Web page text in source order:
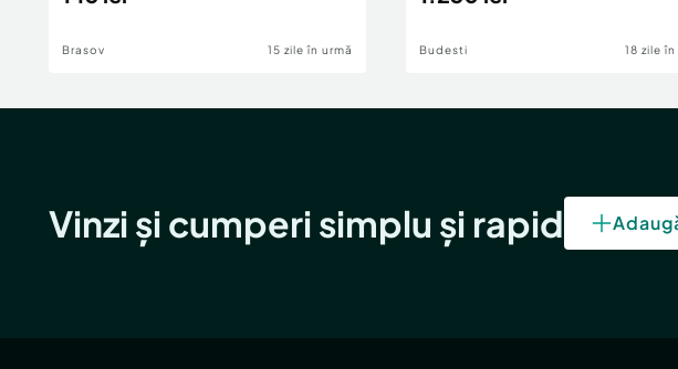
Brasov 15 zile în urmă Budesti 18 zile în
Vinzi și cumperi simplu și rapid